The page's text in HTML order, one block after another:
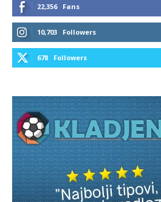
22,356 Fans
10,703 Followers
678 Followers